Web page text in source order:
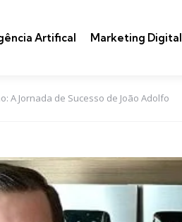
Artifical Marketing Digital
A Jornada de Sucesso de João Adolfo